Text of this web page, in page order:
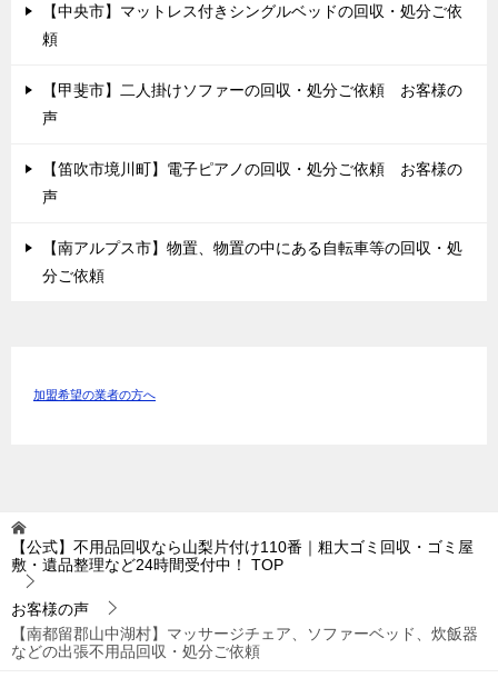
【中央市】マットレス付きシングルベッドの回収・処分ご依
頼
【甲斐市】二人掛けソファーの回収・処分ご依頼 お客様の
声
【笛吹市境川町】電子ピアノの回収・処分ご依頼 お客様の
声
【南アルプス市】物置、物置の中にある自転車等の回収・処
分ご依頼
加盟希望の業者の方へ
【公式】不用品回収なら山梨片付け110番｜粗大ゴミ回収・ゴミ屋
敷・遺品整理など24時間受付中！
TOP
お客様の声
【南都留郡山中湖村】マッサージチェア、ソファーベッド、炊飯器
などの出張不用品回収・処分ご依頼